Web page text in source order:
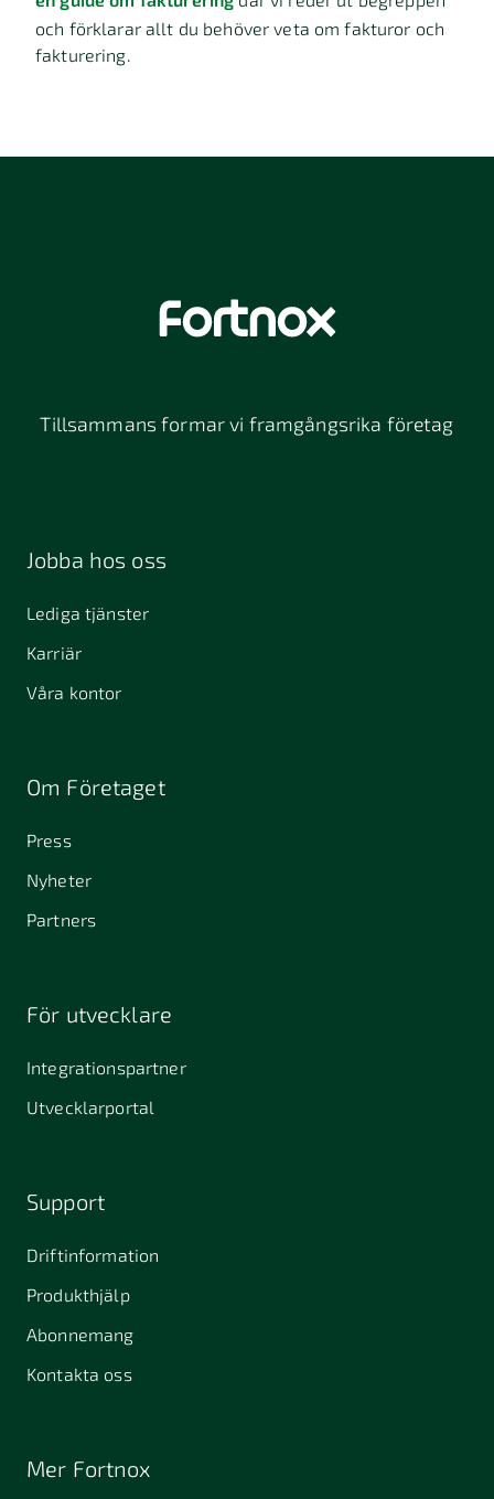
och förklarar allt du behöver veta om fakturor och
fakturering.
Tillsammans formar vi framgångsrika företag
Jobba hos oss
Lediga tjänster
Karriär
Våra kontor
Om Företaget
Press
Nyheter
Partners
För utvecklare
Integrationspartner
Utvecklarportal
Support
Driftinformation
Produkthjälp
Abonnemang
Kontakta oss
Mer Fortnox